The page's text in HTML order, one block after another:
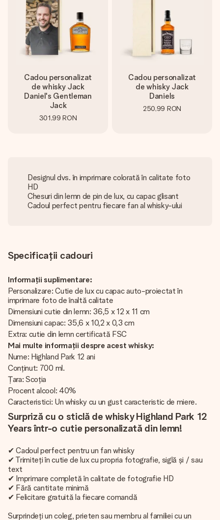
Cadou personalizat
de whisky Jack
Daniel's Gentleman
Jack
301,99 RON
Cadou personalizat
de whisky Jack
Daniels
250,99 RON
Designul dvs. în imprimare colorată în calitate foto
HD
Chesuri din lemn de pin de lux, cu capac glisant
Cadoul perfect pentru fiecare fan al whisky-ului
Specificații cadouri
Informații suplimentare:
Personalizare: Cutie de lux cu capac auto-proiectat în
imprimare foto de înaltă calitate
Dimensiuni cutie din lemn: 36,5 x 12 x 11 cm
Dimensiuni capac: 35,6 x 10,2 x 0,3 cm
Extra: cutie din lemn certificată FSC
Mai multe informații despre acest whisky:
Nume: Highland Park 12 ani
Conținut: 700 ml.
Țara: Scoția
Procent alcool: 40%
Caracteristici: Un whisky cu un gust caracteristic de miere.
Surpriză cu o sticlă de whisky Highland Park 12
Years într-o cutie personalizată din lemn!
✔ Cadoul perfect pentru un fan whisky
✔ Trimiteți în cutie de lux cu propria fotografie, siglă și / sau
text
✔ Imprimare completă în calitate de fotografie HD
✔ Fără cantitate minimă
✔ Felicitare gratuită la fiecare comandă
Surprindeți un coleg, prieten sau membru al familiei cu un